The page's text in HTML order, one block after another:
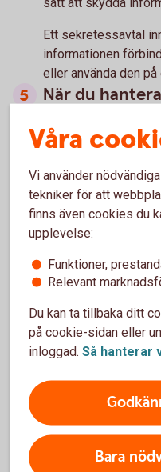
Ett sekretessavtal
informationen
eller använda den
När du
personuppgifter, till
följa
Det innebär bland
om hur
det också behövas
leverantörer som
När du ska
Innan du skriver under
vad det innebär. Avtal kan
som är svåra att tolka
än man först tror.
Våra
Vi använder
tekniker för att
finns även cookies du
upplevelse:
Funktioner,
Relevant
Du kan ta tillbaka ditt
på cookie-sidan eller
inloggad. Så hanterar
Bara